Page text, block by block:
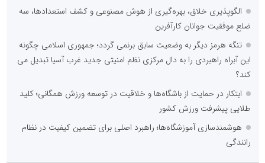
الگوپذیری خلاق، بهره‌گیری از هوش مصنوعی و کشف استعدادها، سه
ضلع موفقیت جوانان کارآفرین
تنگه هرمز دیگر به وضعیت سابق برنمی گردد؛ جمهوری اسلامی چگونه
این آبراه راهبردی را به دال مرکزی نظم امنیتی جدید غرب آسیا تبدیل می
کند؟
ابتکار در حمایت از باشگاه‌ها و خلاقیت در توسعه ورزش همگانی؛ کلید
طلایی پیشرفت ورزش کشور
هوشمندسازی آموزشگاه‌ها؛ راهبرد اصلی برای تضمین کیفیت در نظام
رانندگی